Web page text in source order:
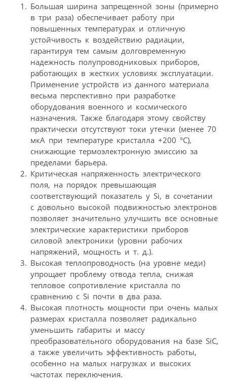
Большая ширина запрещенной зоны (примерно
в три раза) обеспечивает работу при
повышенных температурах и отличную
устойчивость к воздействию радиации,
гарантируя тем самым долговременную
надежность полупроводниковых приборов,
работающих в жестких условиях эксплуатации.
Применение устройств из данного материала
весьма перспективно при разработке
оборудования военного и космического
назначения. Также благодаря этому свойству
практически отсутствуют токи утечки (менее 70
мкА при температуре кристалла +200 °С),
снижающие термоэлектронную эмиссию за
пределами барьера.
Критическая напряженность электрического
поля, на порядок превышающая
соответствующий показатель у Si, в сочетании
с довольно высокой подвижностью электронов
позволяет значительно улучшить все основные
электрические характеристики приборов
силовой электроники (уровни рабочих
напряжений, мощность и т. д.).
Высокая теплопроводность (на уровне меди)
упрощает проблему отвода тепла, снижая
тепловое сопротивление кристалла по
сравнению с Si почти в два раза.
Высокая плотность мощности при очень малых
размерах кристалла позволяет радикально
уменьшить габариты и массу
преобразовательного оборудования на базе SiC,
а также увеличить эффективность работы,
особенно на малых нагрузках и высоких
частотах переключения.